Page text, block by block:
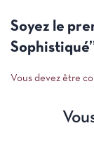
Soyez le
Vous devez être